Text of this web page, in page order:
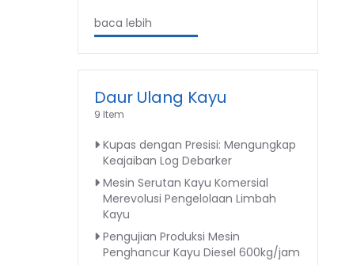
baca lebih
Daur Ulang Kayu
9 Item
Kupas dengan Presisi: Mengungkap
Keajaiban Log Debarker
Mesin Serutan Kayu Komersial
Merevolusi Pengelolaan Limbah
Kayu
Pengujian Produksi Mesin
Penghancur Kayu Diesel 600kg/jam